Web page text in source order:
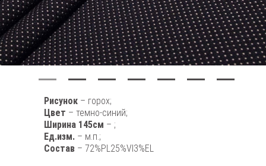
Рисунок – горох;
Цвет – темно-синий;
Ширина 145см – ;
Ед.изм. – м.п.;
Состав – 72%PL25%VI3%EL